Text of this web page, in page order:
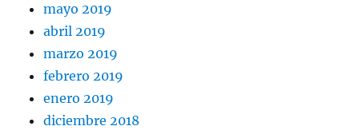
mayo 2019
abril 2019
marzo 2019
febrero 2019
enero 2019
diciembre 2018